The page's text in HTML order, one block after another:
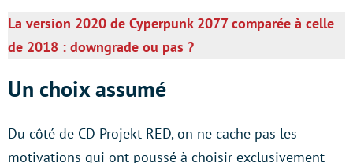
La version 2020 de Cyperpunk 2077 comparée à celle
de 2018 : downgrade ou pas ?
Un choix assumé
Du côté de CD Projekt RED, on ne cache pas les
motivations qui ont poussé à choisir exclusivement